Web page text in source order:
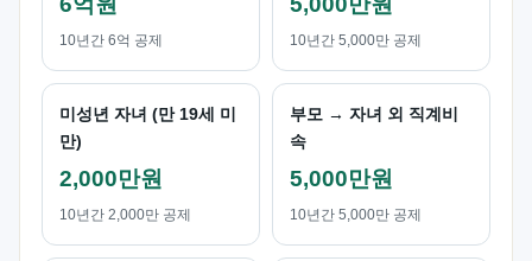
10년간 6억 공제 10년간 5,000만 공제
미성년 자녀 (만 19세 미
만)
2,000만원
10년간 2,000만 공제
부모 → 자녀 외 직계비
속
5,000만원
10년간 5,000만 공제